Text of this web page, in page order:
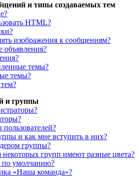
и типы создаваемых тем
HTML?
изображения к сообщениям?
объявления?
темы?
темы?
и группы
и как мне вступить в них?
группы?
групп имеют разные цвета?
по умолчанию?
«Наша команда»?